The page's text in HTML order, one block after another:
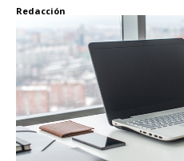
Redacción